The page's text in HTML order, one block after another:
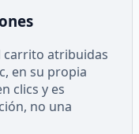
carrito atribuidas
en su propia
clics y es
no una